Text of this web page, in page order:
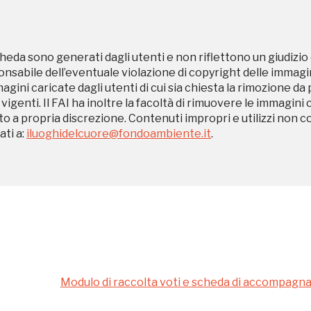
sono generati dagli utenti e non riflettono un giudizio
dell’eventuale violazione di copyright delle
caricate dagli utenti di cui sia chiesta la rimozione
Il FAI ha inoltre la facoltà di rimuovere le immagini
a propria discrezione. Contenuti impropri e utilizzi non
a: iluoghidelcuore@fondoambiente.it.
Modulo di raccolta voti e scheda di
per te più interessanti, a quelle inerenti i luoghi
eventi organizzati
Sansevero